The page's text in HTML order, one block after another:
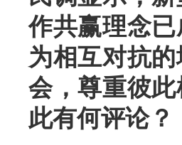
作共赢理念
为相互对抗
会，尊重彼
此有何评论？